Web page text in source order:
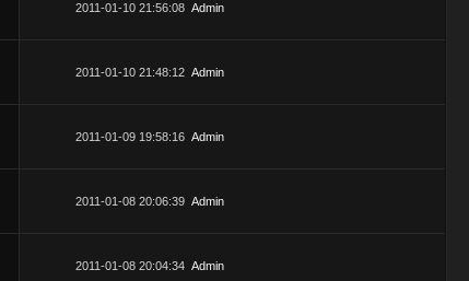
2011-01-10 21:56:08 Admin
2011-01-10 21:48:12 Admin
2011-01-09 19:58:16 Admin
2011-01-08 20:06:39 Admin
2011-01-08 20:04:34 Admin